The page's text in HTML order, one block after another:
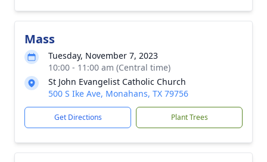
Mass
Tuesday, November 7, 2023
10:00 - 11:00 am (Central time)
St John Evangelist Catholic Church
500 S Ike Ave, Monahans, TX 79756
Get Directions Plant Trees